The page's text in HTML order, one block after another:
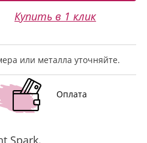
Купить в 1 клик
или металла уточняйте.
Оплата
Spark.